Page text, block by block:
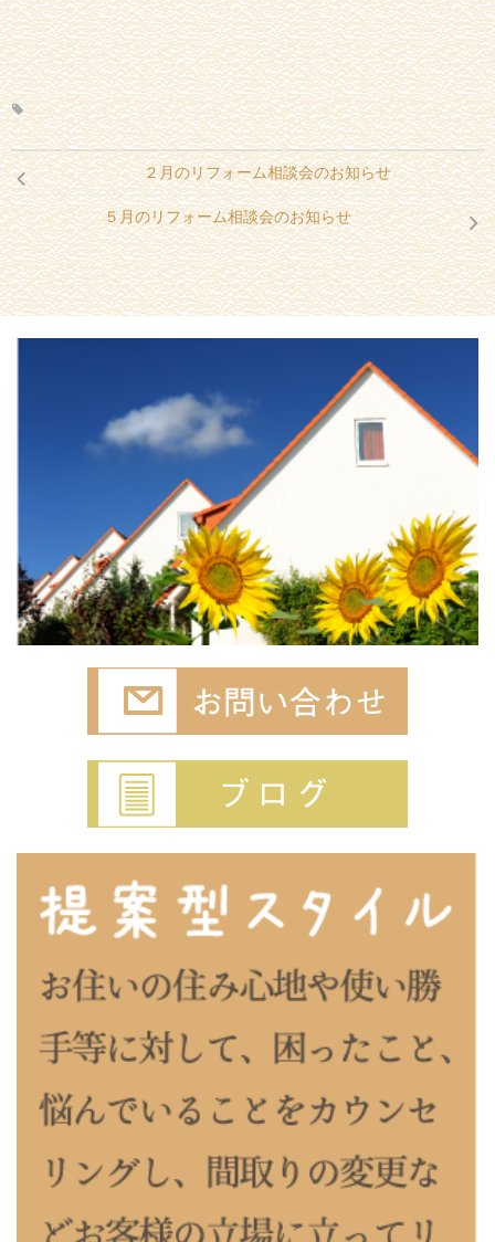
２月のリフォーム相談会のお知らせ
５月のリフォーム相談会のお知らせ